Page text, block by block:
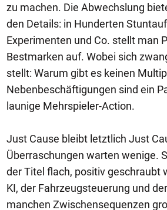
zu machen. Die Abwechslung
den Details: in Hunderten
Experimenten und Co. stellt man
Bestmarken auf. Wobei sich
stellt: Warum gibt es keinen
Nebenbeschäftigungen sind ein
launige Mehrspieler-Action.
Just Cause bleibt letztlich Just
Überraschungen warten wenige.
der Titel flach, positiv geschraubt
KI, der Fahrzeugsteuerung und
manchen Zwischensequenzen